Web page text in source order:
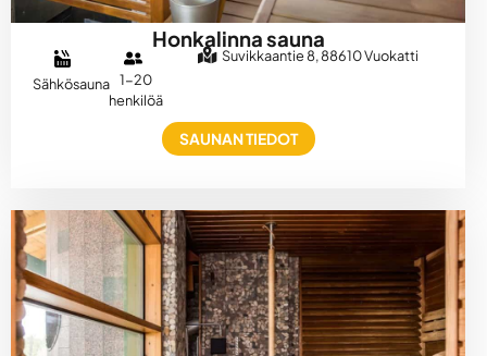
Honkalinna sauna
Sähkösauna 1-20
henkilöä
Suvikkaantie 8, 88610 Vuokatti
SAUNAN TIEDOT